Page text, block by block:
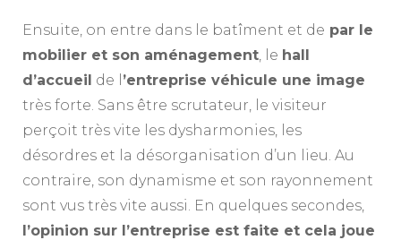
Ensuite, on entre dans le batîment et de par le
mobilier et son aménagement , le hall
d’accueil de l ’entreprise véhicule une image
très forte. Sans être scrutateur, le visiteur
perçoit très vite les dysharmonies, les
désordres et la désorganisation d’un lieu. Au
contraire, son dynamisme et son rayonnement
sont vus très vite aussi. En quelques secondes,
l’opinion sur l’entreprise est faite et cela joue